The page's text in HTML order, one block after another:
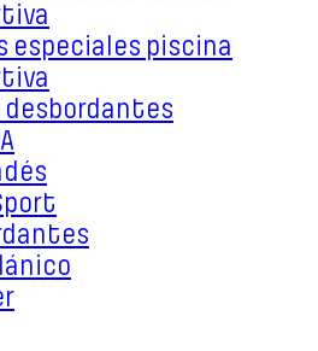
especiales piscina